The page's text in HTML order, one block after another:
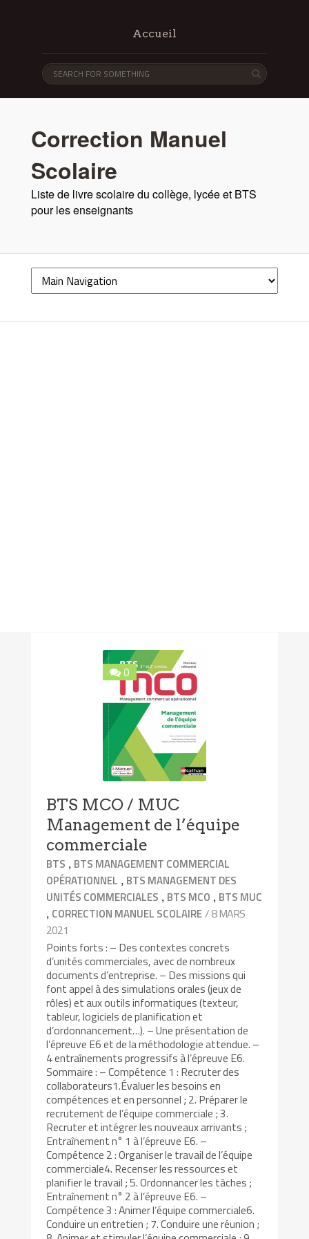
Accueil
Correction Manuel
Scolaire
Liste de livre scolaire du collège, lycée et BTS
pour les enseignants
0
BTS MCO / MUC
Management de l’équipe
commerciale
BTS , BTS MANAGEMENT COMMERCIAL
OPÉRATIONNEL , BTS MANAGEMENT DES
UNITÉS COMMERCIALES , BTS MCO , BTS MUC
, CORRECTION MANUEL SCOLAIRE/ 8 MARS
2021
Points forts : – Des contextes concrets
d’unités commerciales, avec de nombreux
documents d’entreprise. – Des missions qui
font appel à des simulations orales (jeux de
rôles) et aux outils informatiques (texteur,
tableur, logiciels de planification et
d’ordonnancement…). – Une présentation de
l’épreuve E6 et de la méthodologie attendue. –
4 entraînements progressifs à l’épreuve E6.
Sommaire : – Compétence 1 : Recruter des
collaborateurs1.Évaluer les besoins en
compétences et en personnel ; 2. Préparer le
recrutement de l’équipe commerciale ; 3.
Recruter et intégrer les nouveaux arrivants ;
Entraînement n° 1 à l’épreuve E6. –
Compétence 2 : Organiser le travail de l’équipe
commerciale4. Recenser les ressources et
planifier le travail ; 5. Ordonnancer les tâches ;
Entraînement n° 2 à l’épreuve E6. –
Compétence 3 : Animer l’équipe commerciale6.
Conduire un entretien ; 7. Conduire une réunion ;